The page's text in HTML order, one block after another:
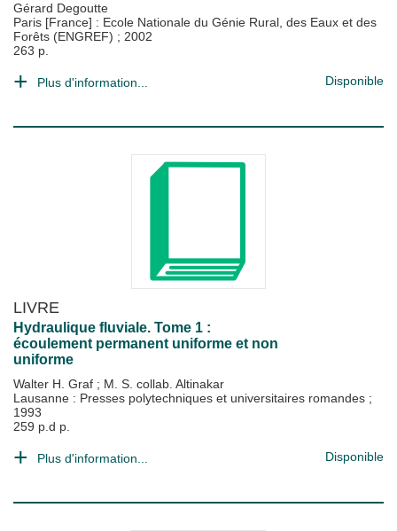
Gérard Degoutte
Paris [France] : Ecole Nationale du Génie Rural, des Eaux et des
Forêts (ENGREF) ; 2002
263 p.
Plus d'information... Disponible
LIVRE
Hydraulique fluviale. Tome 1 :
écoulement permanent uniforme et non
uniforme
Walter H. Graf ; M. S. collab. Altinakar
Lausanne : Presses polytechniques et universitaires romandes ;
1993
259 p.d p.
Plus d'information... Disponible